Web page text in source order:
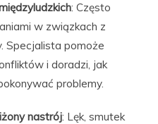
: Często
w związkach z
Specjalista pomoże
i doradzi, jak
problemy.
nastrój: Lęk, smutek